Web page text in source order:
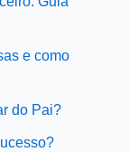
e como
do Pai?